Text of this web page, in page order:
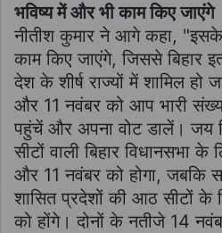
भविष्य में और भी काम किए जाएंगे
नीतीश कुमार ने आगे कहा,
काम किए जाएंगे, जिससे बिहार
देश के शीर्ष राज्यों में शामिल हो
और 11 नवंबर को आप भारी
पहुंचें और अपना वोट डालें। जय
सीटों वाली बिहार विधानसभा के
और 11 नवंबर को होगा, जबकि
शासित प्रदेशों की आठ सीटों के
को होंगे। दोनों के नतीजे 14